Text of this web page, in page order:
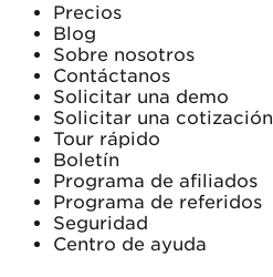
Precios
Blog
Sobre nosotros
Contáctanos
Solicitar una demo
Solicitar una cotización
Tour rápido
Boletín
Programa de afiliados
Programa de referidos
Seguridad
Centro de ayuda